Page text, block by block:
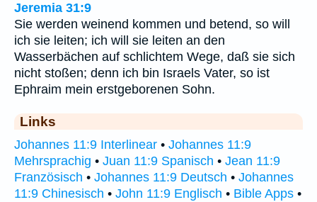
Jeremia 31:9
Sie werden weinend kommen und betend, so will
ich sie leiten; ich will sie leiten an den
Wasserbächen auf schlichtem Wege, daß sie sich
nicht stoßen; denn ich bin Israels Vater, so ist
Ephraim mein erstgeborenen Sohn.
Links
Johannes 11:9 Interlinear • Johannes 11:9
Mehrsprachig • Juan 11:9 Spanisch • Jean 11:9
Französisch • Johannes 11:9 Deutsch • Johannes
11:9 Chinesisch • John 11:9 Englisch • Bible Apps •